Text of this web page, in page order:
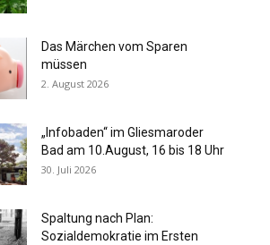
Das Märchen vom Sparen
müssen
2. August 2026
„Infobaden“ im Gliesmaroder
Bad am 10.August, 16 bis 18 Uhr
30. Juli 2026
Spaltung nach Plan:
Sozialdemokratie im Ersten